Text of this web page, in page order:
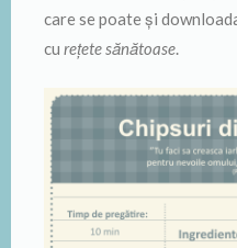
care se poate și
cu rețete sănătoase.